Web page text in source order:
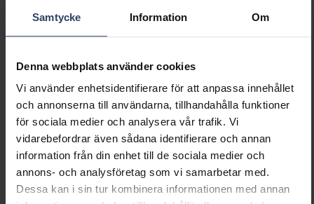
Samtycke Information Om
Denna webbplats använder cookies
Vi använder enhetsidentifierare för att anpassa innehållet
och annonserna till användarna, tillhandahålla funktioner
för sociala medier och analysera vår trafik. Vi
vidarebefordrar även sådana identifierare och annan
information från din enhet till de sociala medier och
annons- och analysföretag som vi samarbetar med.
Dessa kan i sin tur kombinera informationen med annan
Dimning och styrning
Dimning 0-10 V
Dimning 1-10 V
Nej
Dimning DALI
Nej
Dimning DALI-2
Nej
Dimning DMX
Nej
Dimning DSI
Nej
Dimning LineSwitch
Nej
Dimning tillverkarspecifik
Nej